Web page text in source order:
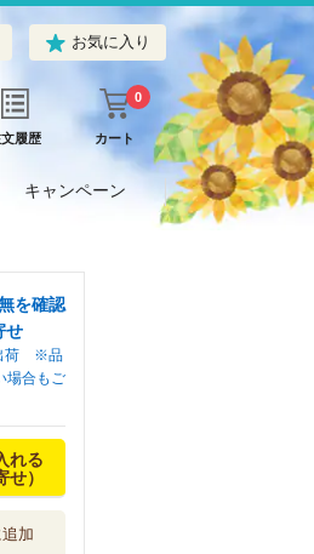
お気に入り
履歴 カート
0
キャンペーン
を確認
せ
荷 ※品
場合もご
れる
せ）
加